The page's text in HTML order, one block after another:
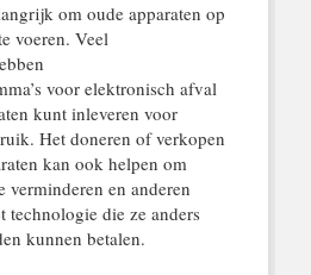
om oude apparaten op
voeren. Veel
voor elektronisch afval
kunt inleveren voor
Het doneren of verkopen
kan ook helpen om
verminderen en anderen
technologie die ze anders
kunnen betalen.